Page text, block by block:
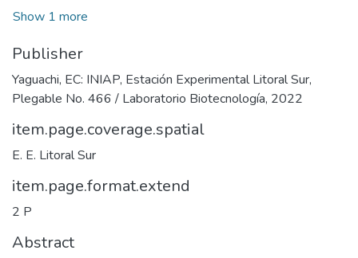
Show 1 more
Publisher
Yaguachi, EC: INIAP, Estación Experimental Litoral Sur,
Plegable No. 466 / Laboratorio Biotecnología, 2022
item.page.coverage.spatial
E. E. Litoral Sur
item.page.format.extend
2 P
Abstract